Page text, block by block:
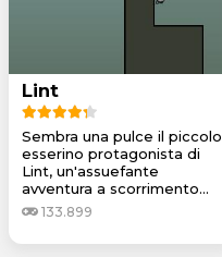
Lint
Sembra una pulce il piccolo
esserino protagonista di
Lint, un'assuefante
avventura a scorrimento...
133.899